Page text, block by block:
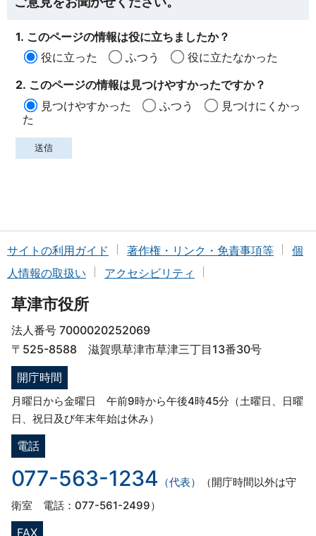
1. このページの情報は役に立ちましたか？
役に立った
ふつう
役に立たなかった
2. このページの情報は見つけやすかったですか？
見つけやすかった
ふつう
見つけにくかっ
た
サイトの利用ガイド 著作権・リンク・免責事項等
個
人情報の取扱い
アクセシビリティ
草津市役所
法人番号 7000020252069
〒525-8588 滋賀県草津市草津三丁目13番30号
開庁時間
月曜日から金曜日 午前9時から午後4時45分（土曜日、日曜
日、祝日及び年末年始は休み）
電話
077-563-1234 （代表）
（開庁時間以外は守
衛室 電話：077-561-2499）
FAX